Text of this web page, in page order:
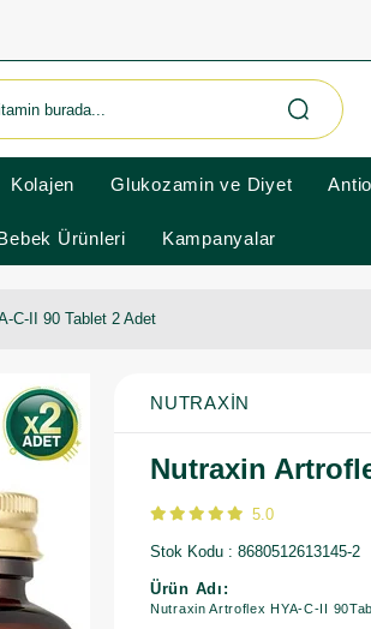
Kolajen Glukozamin ve Diyet
Ürünleri Kampanyalar
C-II 90 Tablet 2 Adet
NUTRAXIN
Nutraxin
5.0
Stok Kodu 8680512613145-2
Ürün Adı:
Nutraxin Artroflex HYA-C-II